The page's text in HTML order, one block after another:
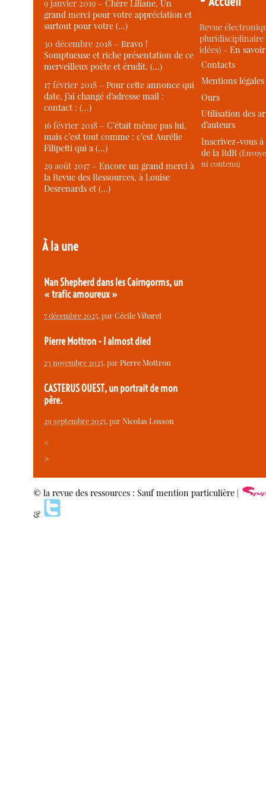
9 janvier 2019 –Chère Liliane, Un
grand merci pour votre appréciation et
surtout pour votre (…)
30 décembre 2018 –Bravo !
Somptueuse et riche présentation de ce
merveilleux poète et érudit. (…)
17 février 2018 –Pour cette annonce qui
date, j’ai changé d’adresse mail :
contact : (…)
16 février 2018 –C’était même pas lui,
mais c’est tout comme : c’est Aurélie
Filipetti qui a (…)
29 août 2017 –Encore un grand merci à
la Revue des Ressources, à Louise
Desrenards et (…)
À la une
Nan Shepherd dans les Cairngorms, un
« trafic amoureux »
7 décembre 2025, parCécile Vibarel
Pierre Mottron - I almost died
23 novembre 2025, parPierre Mottron
CASTERUS OUEST, un portrait de mon
père.
29 septembre 2025, parNicolas Losson
<
>
Revue
idées) -En
Contacts
Mentions légales
Ours
Utilisation des
d’auteurs
Inscrivez-vous
de la RdR
ni contenu)
© la revue des ressources : Sauf mention particulière |
&